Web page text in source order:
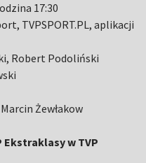
17:30
TVPSPORT.PL, aplikacji
Robert Podoliński
Żewłakow
Ekstraklasy w TVP